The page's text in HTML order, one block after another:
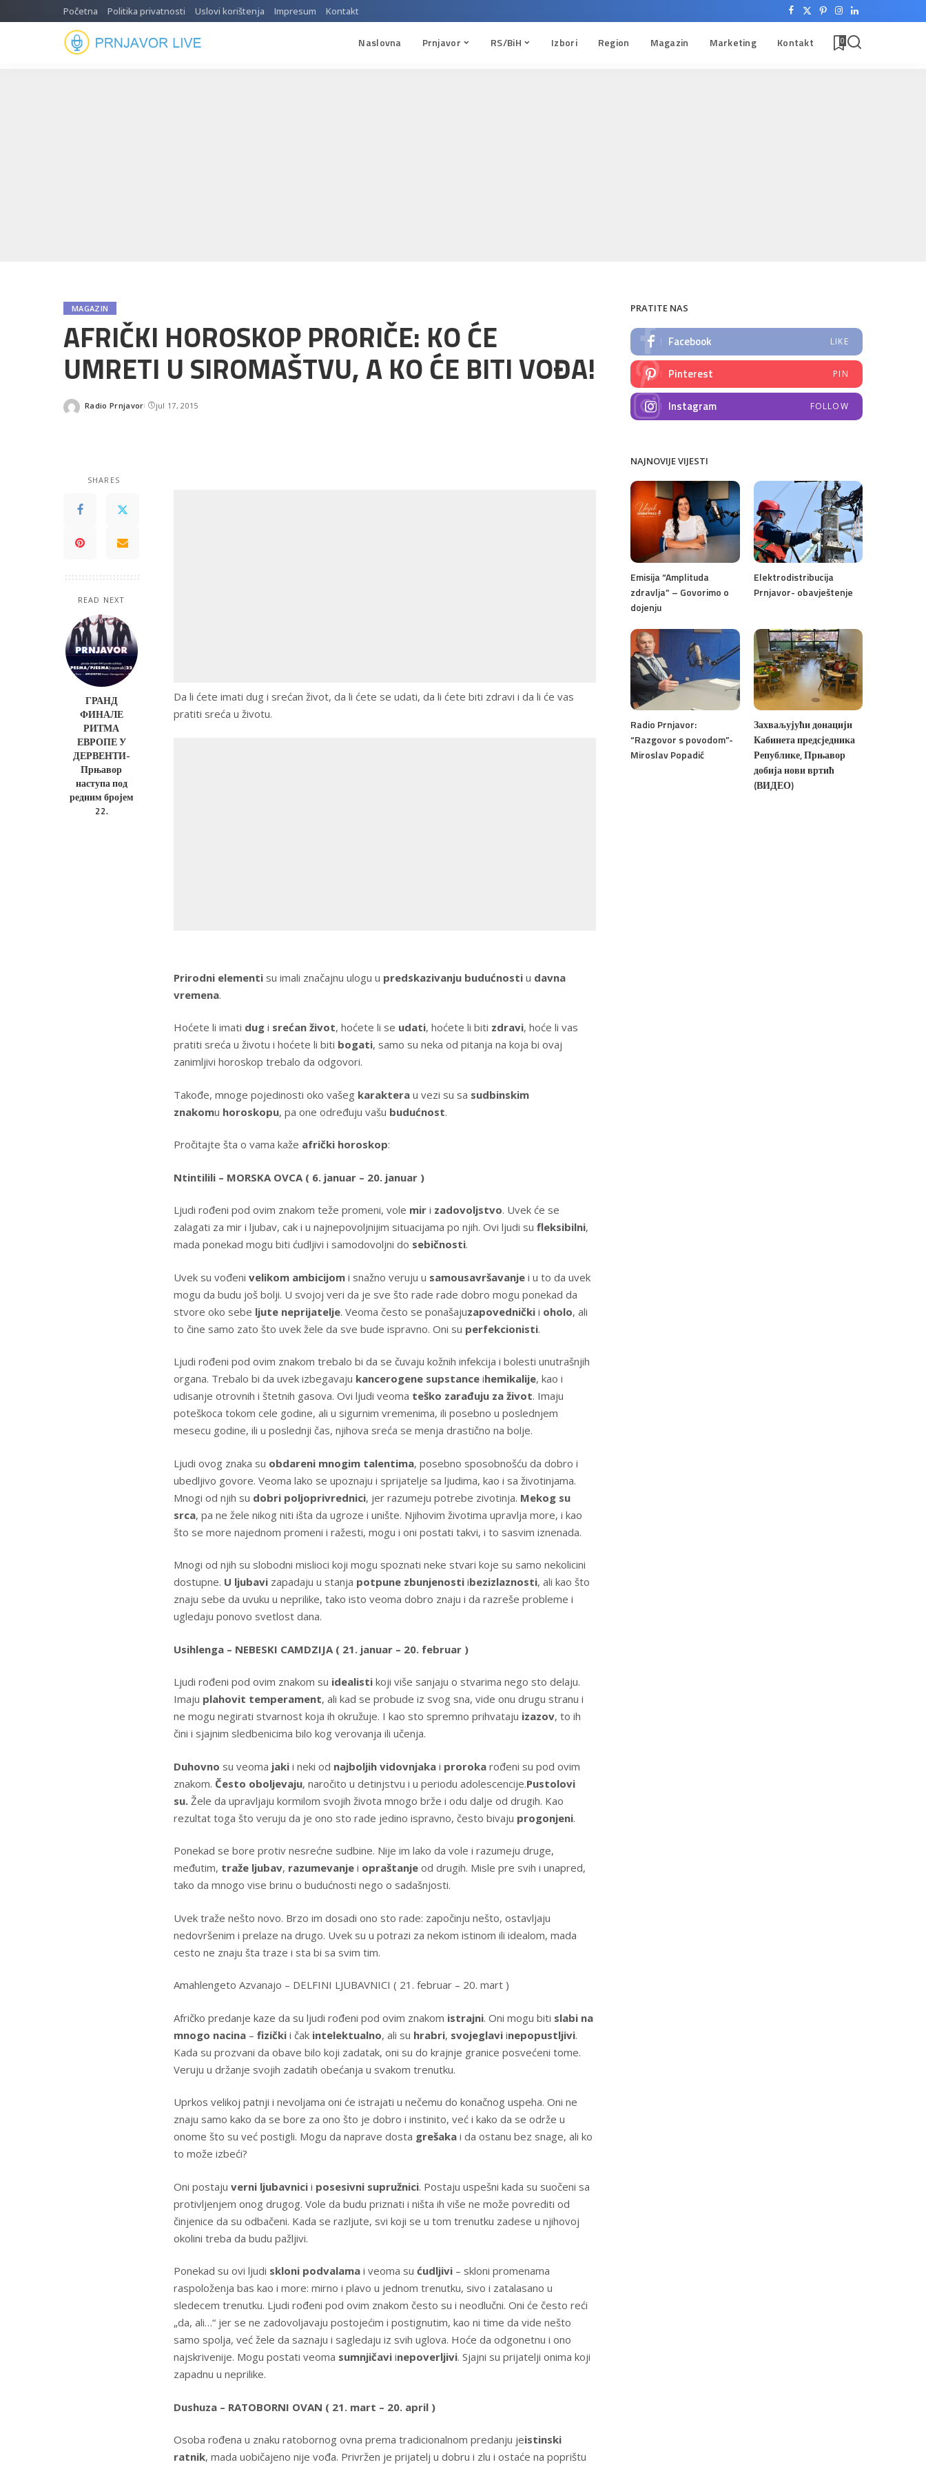
Početna Politika privatnosti Uslovi korištenja Impresum Kontakt
Naslovna Prnjavor RS/BiH Izbori Region Magazin Marketing Kontakt 0
MAGAZIN
AFRIČKI HOROSKOP PRORIČE: KO ĆE
UMRETI U SIROMAŠTVU, A KO ĆE BITI VOĐA!
Posted
Radio Prnjavor jul 17, 2015
SHARES
READ NEXT
ГРАНД
ФИНАЛЕ
РИТМА
ЕВРОПЕ У
ДЕРВЕНТИ-
Прњавор
наступа под
редним бројем
22.
Da li ćete imati dug i srećan život, da li ćete se udati, da li ćete biti zdravi i da li će vas
pratiti sreća u životu.
Prirodni elementi su imali značajnu ulogu u predskazivanju budućnosti u davna
vremena.
Hoćete li imati dug i srećan život, hoćete li se udati, hoćete li biti zdravi, hoće li vas
pratiti sreća u životu i hoćete li biti bogati, samo su neka od pitanja na koja bi ovaj
zanimljivi horoskop trebalo da odgovori.
Takođe, mnoge pojedinosti oko vašeg karaktera u vezi su sa sudbinskim
znakomu horoskopu, pa one određuju vašu budućnost.
Pročitajte šta o vama kaže afrički horoskop:
Ntintilili – MORSKA OVCA ( 6. januar – 20. januar )
Ljudi rođeni pod ovim znakom teže promeni, vole mir i zadovoljstvo. Uvek će se
zalagati za mir i ljubav, cak i u najnepovoljnijim situacijama po njih. Ovi ljudi su fleksibilni,
mada ponekad mogu biti ćudljivi i samodovoljni do sebičnosti.
Uvek su vođeni velikom ambicijom i snažno veruju u samousavršavanje i u to da uvek
mogu da budu još bolji. U svojoj veri da je sve što rade rade dobro mogu ponekad da
stvore oko sebe ljute neprijatelje. Veoma često se ponašajuzapovednički i oholo, ali
to čine samo zato što uvek žele da sve bude ispravno. Oni su perfekcionisti.
Ljudi rođeni pod ovim znakom trebalo bi da se čuvaju kožnih infekcija i bolesti unutrašnjih
organa. Trebalo bi da uvek izbegavaju kancerogene supstance ihemikalije, kao i
udisanje otrovnih i štetnih gasova. Ovi ljudi veoma teško zarađuju za život. Imaju
poteškoca tokom cele godine, ali u sigurnim vremenima, ili posebno u poslednjem
mesecu godine, ili u poslednji čas, njihova sreća se menja drastično na bolje.
Ljudi ovog znaka su obdareni mnogim talentima, posebno sposobnošću da dobro i
ubedljivo govore. Veoma lako se upoznaju i sprijatelje sa ljudima, kao i sa životinjama.
Mnogi od njih su dobri poljoprivrednici, jer razumeju potrebe zivotinja. Mekog su
srca, pa ne žele nikog niti išta da ugroze i unište. Njihovim životima upravlja more, i kao
što se more najednom promeni i ražesti, mogu i oni postati takvi, i to sasvim iznenada.
Mnogi od njih su slobodni mislioci koji mogu spoznati neke stvari koje su samo nekolicini
dostupne. U ljubavi zapadaju u stanja potpune zbunjenosti ibezizlaznosti, ali kao što
znaju sebe da uvuku u neprilike, tako isto veoma dobro znaju i da razreše probleme i
ugledaju ponovo svetlost dana.
Usihlenga – NEBESKI CAMDZIJA ( 21. januar – 20. februar )
Ljudi rođeni pod ovim znakom su idealisti koji više sanjaju o stvarima nego sto delaju.
Imaju plahovit temperament, ali kad se probude iz svog sna, vide onu drugu stranu i
ne mogu negirati stvarnost koja ih okružuje. I kao sto spremno prihvataju izazov, to ih
čini i sjajnim sledbenicima bilo kog verovanja ili učenja.
Duhovno su veoma jaki i neki od najboljih vidovnjaka i proroka rođeni su pod ovim
znakom. Često oboljevaju, naročito u detinjstvu i u periodu adolescencije.Pustolovi
su. Žele da upravljaju kormilom svojih života mnogo brže i odu dalje od drugih. Kao
rezultat toga što veruju da je ono sto rade jedino ispravno, često bivaju progonjeni.
Ponekad se bore protiv nesrećne sudbine. Nije im lako da vole i razumeju druge,
međutim, traže ljubav, razumevanje i opraštanje od drugih. Misle pre svih i unapred,
tako da mnogo vise brinu o budućnosti nego o sadašnjosti.
Uvek traže nešto novo. Brzo im dosadi ono sto rade: započinju nešto, ostavljaju
nedovršenim i prelaze na drugo. Uvek su u potrazi za nekom istinom ili idealom, mada
cesto ne znaju šta traze i sta bi sa svim tim.
Amahlengeto Azvanajo – DELFINI LJUBAVNICI ( 21. februar – 20. mart )
Afričko predanje kaze da su ljudi rođeni pod ovim znakom istrajni. Oni mogu biti slabi na
mnogo nacina – fizički i čak intelektualno, ali su hrabri, svojeglavi inepopustljivi.
Kada su prozvani da obave bilo koji zadatak, oni su do krajnje granice posvećeni tome.
Veruju u držanje svojih zadatih obećanja u svakom trenutku.
Uprkos velikoj patnji i nevoljama oni će istrajati u nečemu do konačnog uspeha. Oni ne
znaju samo kako da se bore za ono što je dobro i instinito, već i kako da se održe u
onome što su već postigli. Mogu da naprave dosta grešaka i da ostanu bez snage, ali ko
to može izbeći?
Oni postaju verni ljubavnici i posesivni supružnici. Postaju uspešni kada su suočeni sa
protivljenjem onog drugog. Vole da budu priznati i ništa ih više ne može povrediti od
činjenice da su odbačeni. Kada se razljute, svi koji se u tom trenutku zadese u njihovoj
okolini treba da budu pažljivi.
Ponekad su ovi ljudi skloni podvalama i veoma su ćudljivi – skloni promenama
raspoloženja bas kao i more: mirno i plavo u jednom trenutku, sivo i zatalasano u
sledecem trenutku. Ljudi rođeni pod ovim znakom često su i neodlučni. Oni će često reći
„da, ali…“ jer se ne zadovoljavaju postojećim i postignutim, kao ni time da vide nešto
samo spolja, već žele da saznaju i sagledaju iz svih uglova. Hoće da odgonetnu i ono
najskrivenije. Mogu postati veoma sumnjičavi inepoverljivi. Sjajni su prijatelji onima koji
zapadnu u neprilike.
Dushuza – RATOBORNI OVAN ( 21. mart – 20. april )
Osoba rođena u znaku ratobornog ovna prema tradicionalnom predanju jeistinski
ratnik, mada uobičajeno nije vođa. Privržen je prijatelj u dobru i zlu i ostaće na poprištu
PRATITE NAS
Facebook LIKE
Pinterest PIN
Instagram FOLLOW
NAJNOVIJE VIJESTI
Emisija “Amplituda
zdravlja” – Govorimo o
dojenju
Elektrodistribucija
Prnjavor- obavještenje
Radio Prnjavor:
“Razgovor s povodom”-
Miroslav Popadić
Захваљујући донацији
Кабинета предсједника
Републике, Прњавор
добија нови вртић
(ВИДЕО)